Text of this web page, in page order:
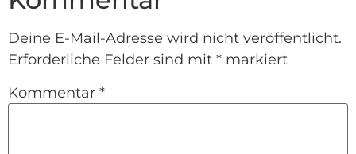
Deine E-Mail-Adresse wird nicht veröffentlicht.
Erforderliche Felder sind mit * markiert
Kommentar *